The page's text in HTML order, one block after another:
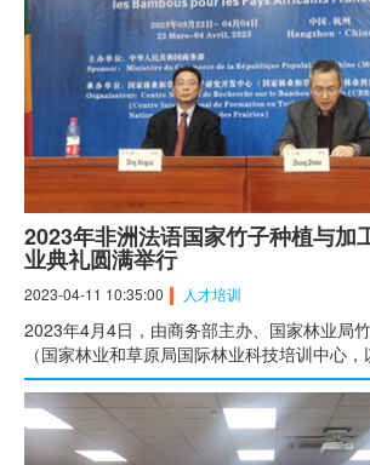
2023年非洲法语国家竹子种植与加
业典礼圆满举行
2023-04-11 10:35:00 人才培训
2023年4月4日，由商务部主办、国家林业局
（国家林业和草原局国际林业科技培训中心
承办的“非洲法语国家竹子种植与加工技术培
12个非洲法语国家即卢旺达、刚果（金）、马
得、几内亚、突尼斯、喀麦隆、科特迪瓦、中
的近200名学员参加结业典礼。